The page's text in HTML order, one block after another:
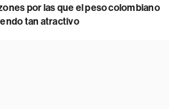
por las que el peso colombiano
tan atractivo